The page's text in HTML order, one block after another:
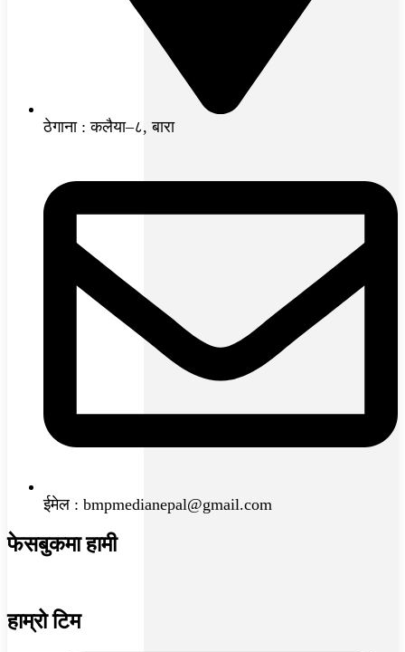
ठेगाना : कलैया–८, बारा
ईमेल : bmpmedianepal@gmail.com
फेसबुकमा हामी
हाम्रो टिम